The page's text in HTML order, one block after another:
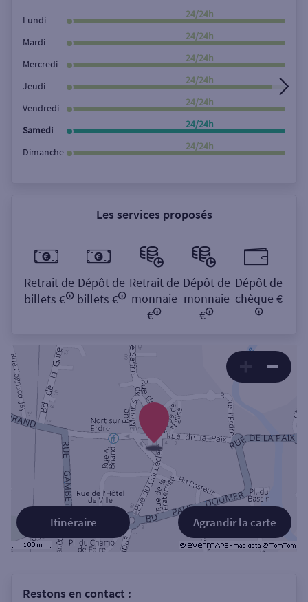
Lundi
24/24h
Mardi
24/24h
Mercredi
24/24h
Jeudi
24/24h
Vendredi
24/24h
Samedi
24/24h
Dimanche
24/24h
Les services proposés
Retrait de
billets €
Dépôt de
billets €
Retrait de
monnaie
€
Dépôt de
monnaie
€
Dépôt de
chèque €
Agrandir la carte
Itinéraire
Restons en contact :